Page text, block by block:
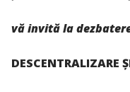
vă invită la
DESCENTRALIZARE